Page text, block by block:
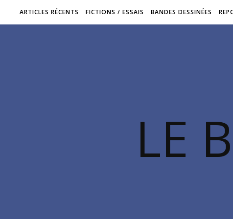
ARTICLES RÉCENTS FICTIONS / ESSAIS BANDES DESSINÉES
LE